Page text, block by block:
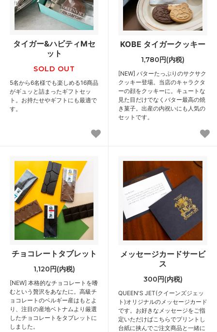
タイガー&ハビティMセ
ット
SOLD OUT
5名から6名様でも楽しめる16商品
がギュッと詰まったギフトセッ
ト。お持たせやギフトにも最適で
す。
KOBE タイガークッキー
1,780円(内税)
[NEW] バターたっぷりのサクサク
クッキー登場。当店のキャラクタ
ーの顔をクッキーに。キュートな
見た目だけでなくバター最高の焼
き菓子。出産の内祝いにも人気の
セットです。
チョコレートタブレット
1,120円(内税)
[NEW] 本格的なチョコレートを嗜
むという贅沢をあなたに。高級チ
ョコレートのベルギー産はもとよ
り、注目の産地ベトナムより厳選
したチョコレートをタブレットに
しました。
メッセージカードサービ
ス
300円(内税)
QUEEN'S JET(クイーンズジェッ
ト)オリジナルのメッセージカード
です。お好きなメッセージをご指
定いただけばこちらでプリントし
台紙に挟んでご注文商品と一緒に